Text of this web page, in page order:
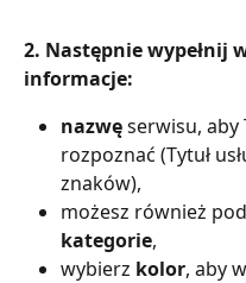
2. Następnie wypełnij
informacje:
nazwę serwisu, aby
rozpoznać (Tytuł
znaków),
możesz również
kategorie,
wybierz kolor, aby